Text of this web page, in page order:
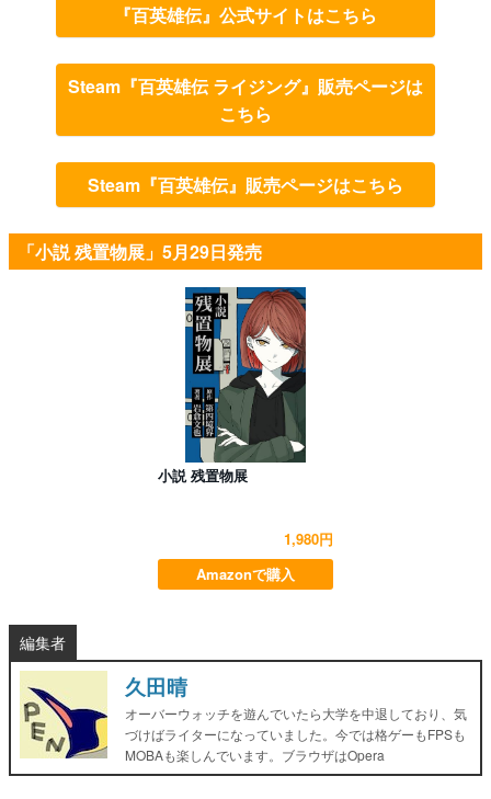
『百英雄伝』公式サイトはこちら
Steam『百英雄伝 ライジング』販売ページは
こちら
Steam『百英雄伝』販売ページはこちら
「小説 残置物展」5月29日発売
小説 残置物展
1,980円
Amazonで購入
編集者
久田晴
オーバーウォッチを遊んでいたら大学を中退しており、気
づけばライターになっていました。今では格ゲーもFPSも
MOBAも楽しんでいます。ブラウザはOpera